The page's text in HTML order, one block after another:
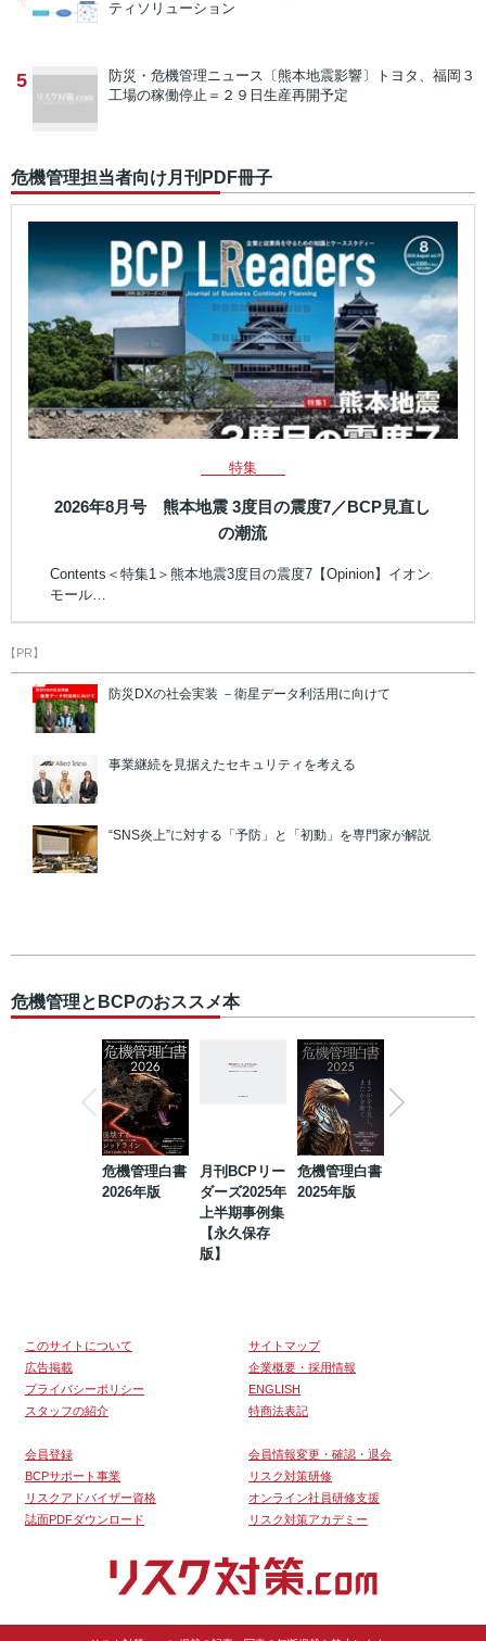
ティソリューション
5 防災・危機管理ニュース 〔熊本地震影響〕トヨタ、福岡３
工場の稼働停止＝２９日生産再開予定
危機管理担当者向け月刊PDF冊子
特集
2026年8月号 熊本地震 3度目の震度7／BCP見直し
の潮流
Contents＜特集1＞熊本地震3度目の震度7【Opinion】イオン
モール…
【PR】
防災DXの社会実装 －衛星データ利活用に向けて
事業継続を見据えたセキュリティを考える
“SNS炎上”に対する「予防」と「初動」を専門家が解説
危機管理とBCPのおススメ本
危機管理白書
2026年版
月刊BCPリー
ダーズ2025年
上半期事例集
【永久保存
版】
危機管理白書
2025年版
このサイトについて
サイトマップ
広告掲載
企業概要・採用情報
プライバシーポリシー
ENGLISH
スタッフの紹介
特商法表記
会員登録
会員情報変更・確認・退会
BCPサポート事業
リスク対策研修
リスクアドバイザー資格
オンライン社員研修支援
誌面PDFダウンロード
リスク対策アカデミー